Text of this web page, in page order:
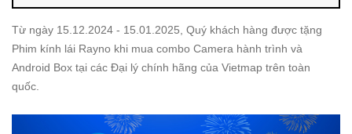
Từ ngày 15.12.2024 - 15.01.2025, Quý khách hàng được tặng
Phim kính lái Rayno khi mua combo Camera hành trình và
Android Box tại các Đại lý chính hãng của Vietmap trên toàn
quốc.